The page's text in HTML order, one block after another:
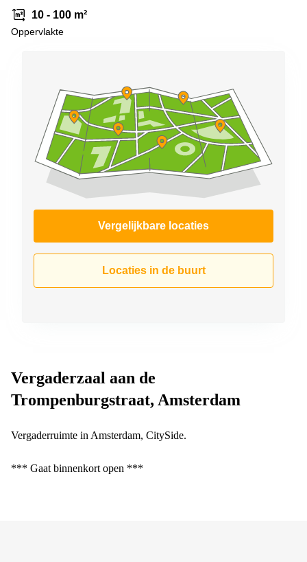
Coworking
space
Zwolle
Hengelo
Bedrijfsruimte
Huren in
Nijmegen
10 - 100 m²
Oppervlakte
Vergelijkbare locaties
Locaties in de buurt
Vergaderzaal aan de
Trompenburgstraat, Amsterdam
Vergaderruimte in Amsterdam, CitySide.
*** Gaat binnenkort open ***